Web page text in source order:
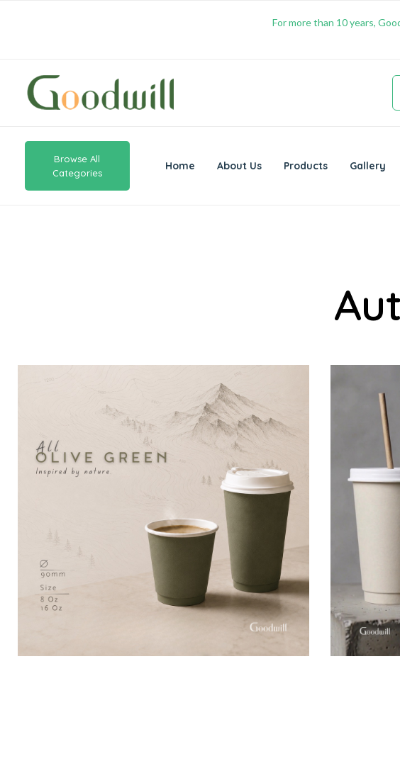
For more than 10 years,
Browse All
Categories
Home About Us Products Gallery